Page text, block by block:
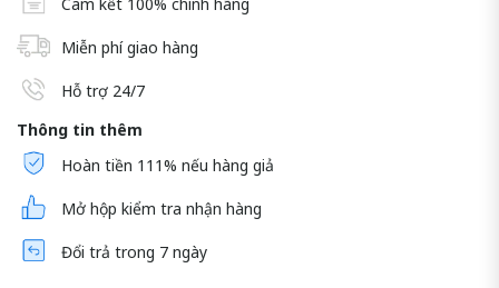
Miễn phí giao hàng
Hỗ trợ 24/7
Thông tin thêm
Hoàn tiền 111% nếu hàng giả
Mở hộp kiểm tra nhận hàng
Đổi trả trong 7 ngày